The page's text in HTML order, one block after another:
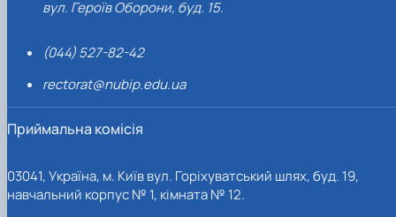
вул. Героїв Оборони, буд. 15.
(044) 527-82-42
rectorat@nubip.edu.ua
Приймальна комісія
03041, Україна, м. Київ вул. Горіхуватський шлях, буд. 19,
навчальний корпус № 1, кімната № 12.